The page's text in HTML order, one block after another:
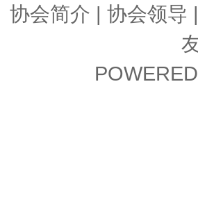
协会简介 | 协会领导 |